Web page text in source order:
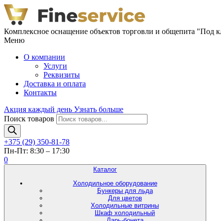
Комплексное оснащение объектов торговли и общепита "Под
Меню
О компании
Услуги
Реквизиты
Доставка и оплата
Контакты
Акция каждый день Узнать больше
Поиск товаров
+375 (29) 350-81-78
Пн-Пт: 8:30 – 17:30
0
Каталог
Холодильное оборудование
Бункеры для льда
Для цветов
Холодильные витрины
Шкаф холодильный